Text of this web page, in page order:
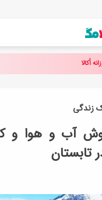
اُکالا
زندگی
خوش آب و هوا و
تابستان